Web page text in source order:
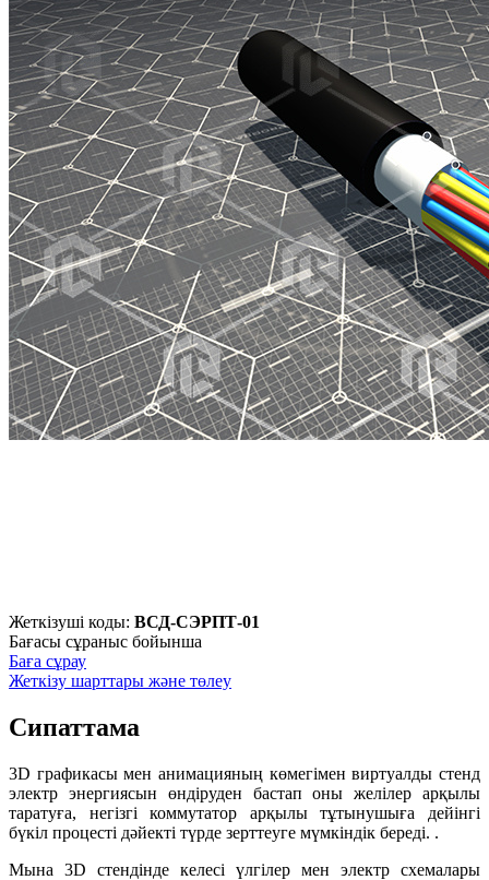
Жеткізуші коды: ВСД-СЭРПТ-01
Бағасы сұраныс бойынша
Баға сұрау
Жеткізу шарттары және төлеу
Сипаттама
3D графикасы мен анимацияның көмегімен виртуалды стенд
электр энергиясын өндіруден бастап оны желілер арқылы
таратуға, негізгі коммутатор арқылы тұтынушыға дейінгі
бүкіл процесті дәйекті түрде зерттеуге мүмкіндік береді. .
Мына 3D стендінде келесі үлгілер мен электр схемалары